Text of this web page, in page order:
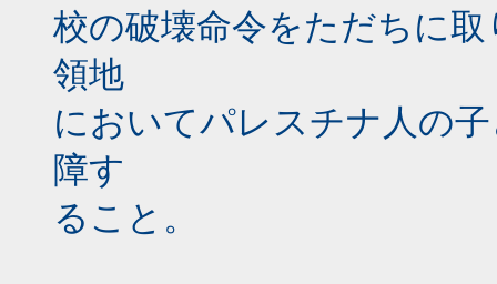
校の破壊命令をただちに
領地
においてパレスチナ人の
障す
ること。